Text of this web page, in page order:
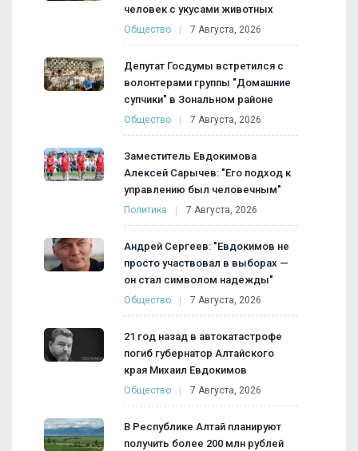
человек с укусами животных
Общество 7 Августа, 2026
Депутат Госдумы встретился с
волонтерами группы "Домашние
супчики" в Зональном районе
Общество 7 Августа, 2026
Заместитель Евдокимова
Алексей Сарычев: "Его подход к
управлению был человечным"
Политика 7 Августа, 2026
Андрей Сергеев: "Евдокимов не
просто участвовал в выборах —
он стал символом надежды"
Общество 7 Августа, 2026
21 год назад в автокатастрофе
погиб губернатор Алтайского
края Михаил Евдокимов
Общество 7 Августа, 2026
В Республике Алтай планируют
получить более 200 млн рублей